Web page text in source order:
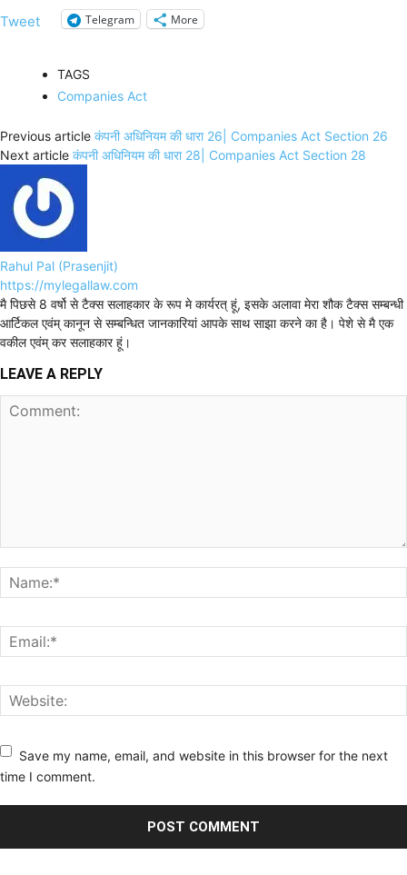
Tweet Telegram More
TAGS
Companies Act
Previous article कंपनी अधिनियम की धारा 26| Companies Act Section 26
Next article कंपनी अधिनियम की धारा 28| Companies Act Section 28
Rahul Pal (Prasenjit)
https://mylegallaw.com
मै पिछसे 8 वर्षो से टैक्स सलाहकार के रूप मे कार्यरत् हूं, इसके अलावा मेरा शौक टैक्स सम्बन्धी
आर्टिकल एवंम् कानून से सम्बन्धित जानकारियां आपके साथ साझा करने का है। पेशे से मै एक
वकील एवंम् कर सलाहकार हूं।
LEAVE A REPLY
Save my name, email, and website in this browser for the next
time I comment.